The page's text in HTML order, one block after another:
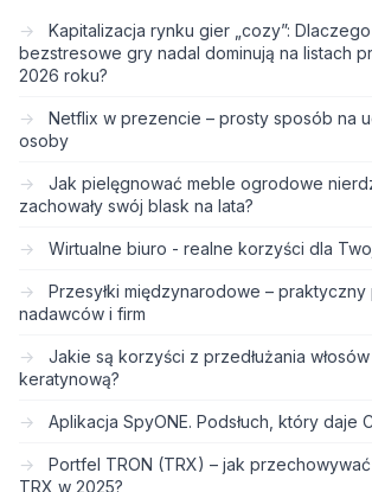
Kapitalizacja rynku gier „cozy”:
bezstresowe gry nadal dominują na listach
2026 roku?
Netflix w prezencie – prosty sposób na
osoby
Jak pielęgnować meble ogrodowe
zachowały swój blask na lata?
Wirtualne biuro - realne korzyści dla
Przesyłki międzynarodowe –
nadawców i firm
Jakie są korzyści z przedłużania
keratynową?
Aplikacja SpyONE. Podsłuch, który daje
Portfel TRON (TRX) – jak
TRX w 2025?